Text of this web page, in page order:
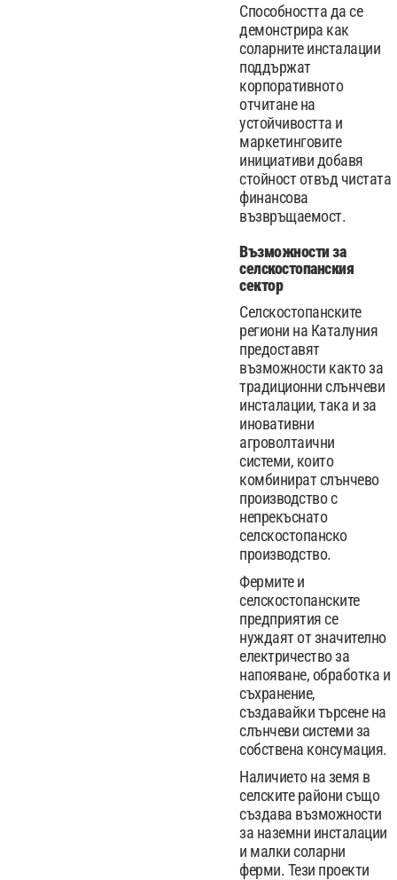
Способността да се
демонстрира как
соларните инсталации
поддържат
корпоративното
отчитане на
устойчивостта и
маркетинговите
инициативи добавя
стойност отвъд чистата
финансова
възвръщаемост.
Възможности за
селскостопанския
сектор
Селскостопанските
региони на Каталуния
предоставят
възможности както за
традиционни слънчеви
инсталации, така и за
иновативни
агроволтаични
системи, които
комбинират слънчево
производство с
непрекъснато
селскостопанско
производство.
Фермите и
селскостопанските
предприятия се
нуждаят от значително
електричество за
напояване, обработка и
съхранение,
създавайки търсене на
слънчеви системи за
собствена консумация.
Наличието на земя в
селските райони също
създава възможности
за наземни инсталации
и малки соларни
ферми. Тези проекти